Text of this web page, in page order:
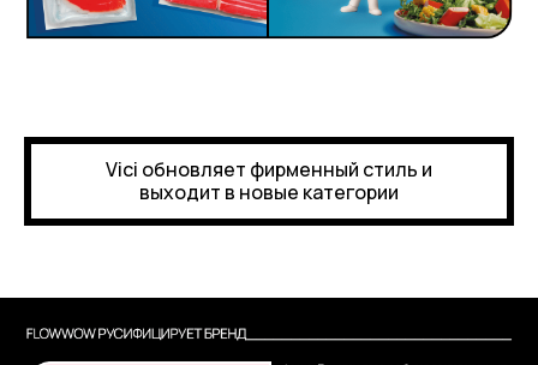
Vici обновляет фирменный стиль и
выходит в новые категории